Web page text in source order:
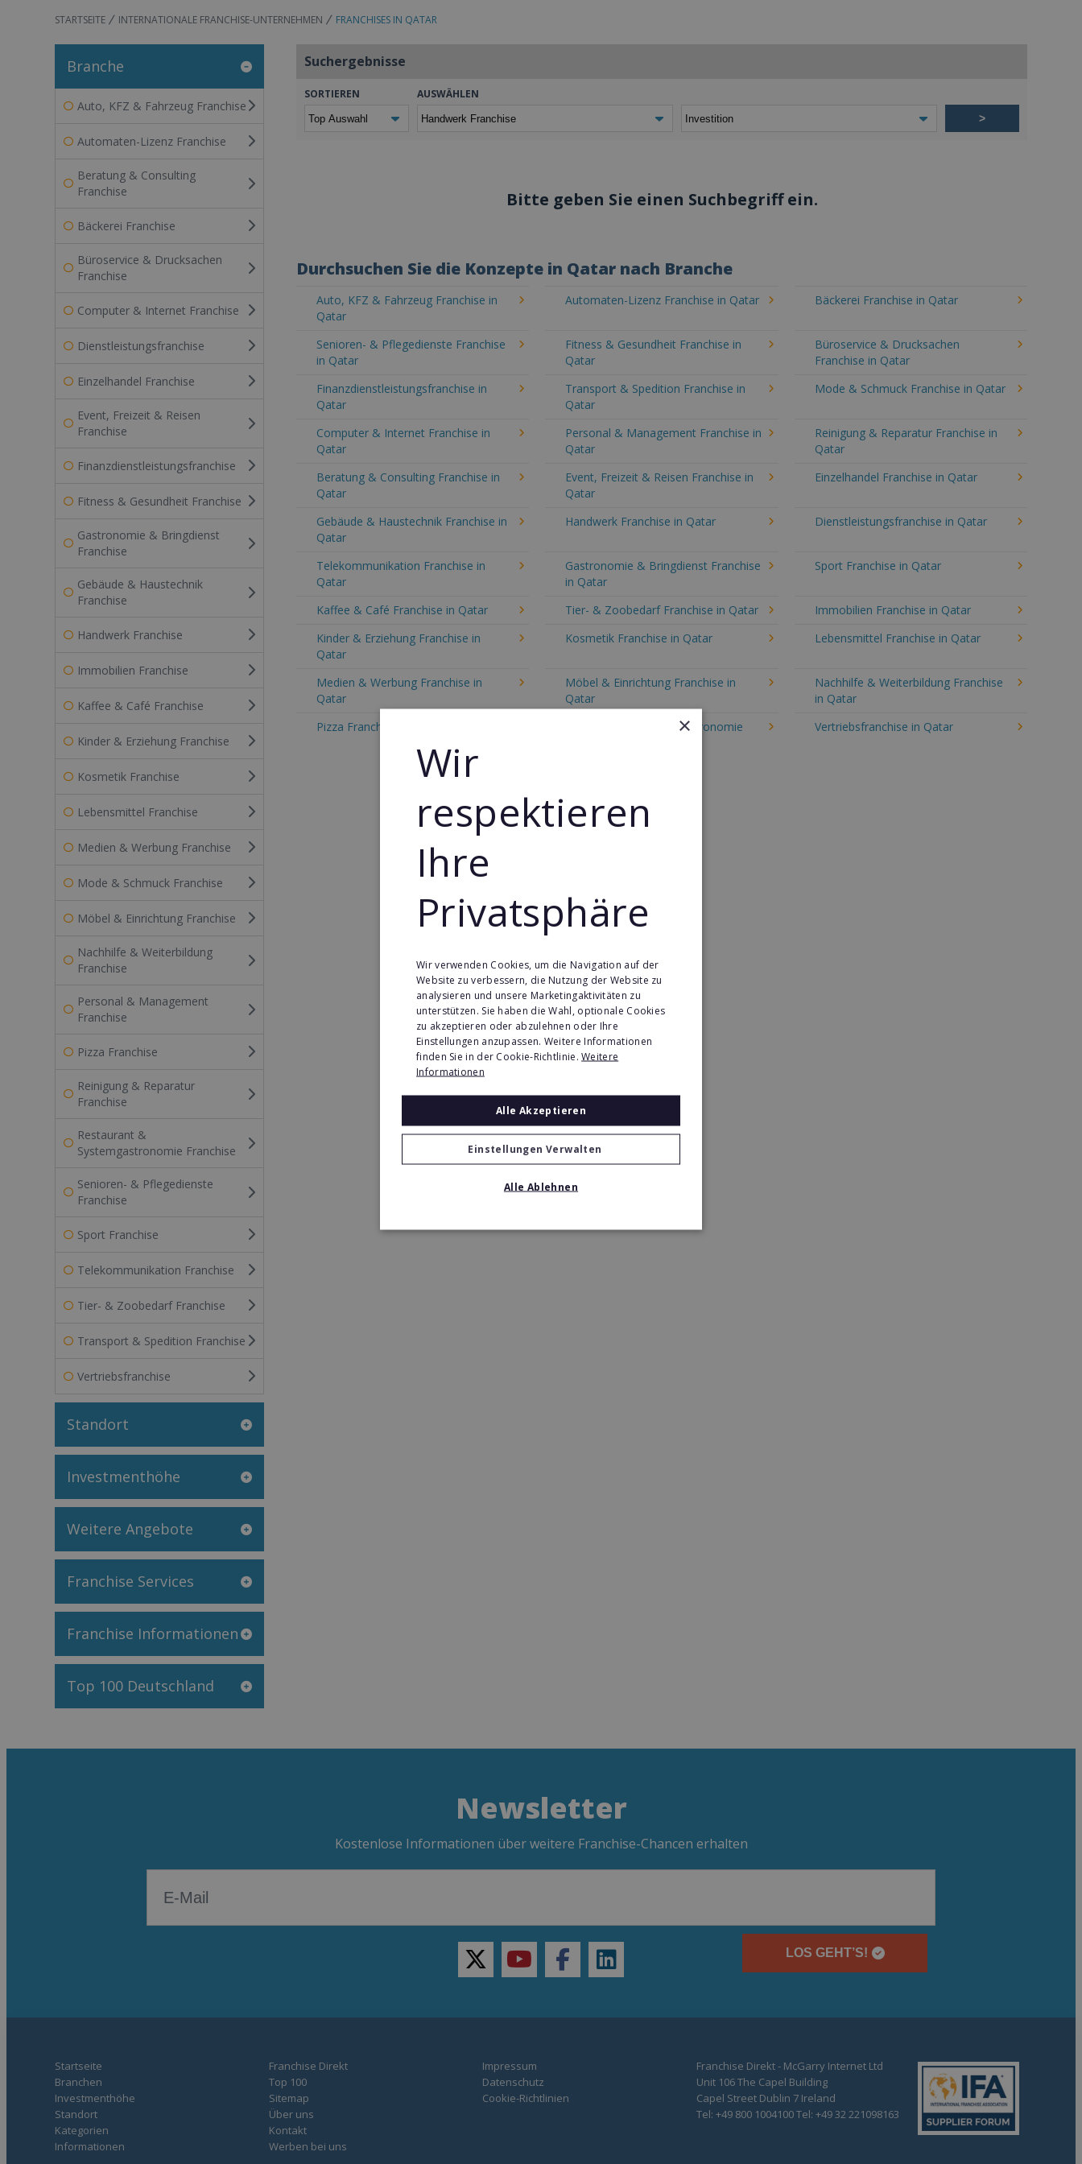
STARTSEITE INTERNATIONALE FRANCHISE-UNTERNEHMEN FRANCHISES IN QATAR
Branche
Auto, KFZ & Fahrzeug Franchise
Automaten-Lizenz Franchise
Beratung & Consulting
Franchise
Bäckerei Franchise
Büroservice & Drucksachen
Franchise
Computer & Internet Franchise
Dienstleistungsfranchise
Einzelhandel Franchise
Event, Freizeit & Reisen
Franchise
Finanzdienstleistungsfranchise
Fitness & Gesundheit Franchise
Gastronomie & Bringdienst
Franchise
Gebäude & Haustechnik
Franchise
Handwerk Franchise
Immobilien Franchise
Kaffee & Café Franchise
Kinder & Erziehung Franchise
Kosmetik Franchise
Lebensmittel Franchise
Medien & Werbung Franchise
Mode & Schmuck Franchise
Möbel & Einrichtung Franchise
Nachhilfe & Weiterbildung
Franchise
Personal & Management
Franchise
Pizza Franchise
Reinigung & Reparatur
Franchise
Restaurant &
Systemgastronomie Franchise
Senioren- & Pflegedienste
Franchise
Sport Franchise
Telekommunikation Franchise
Tier- & Zoobedarf Franchise
Transport & Spedition Franchise
Vertriebsfranchise
Standort
Investmenthöhe
Weitere Angebote
Franchise Services
Franchise Informationen
Top 100 Deutschland
Suchergebnisse
SORTIEREN AUSWÄHLEN
>
Bitte geben Sie einen Suchbegriff ein.
Durchsuchen Sie die Konzepte in Qatar nach Branche
Auto, KFZ & Fahrzeug Franchise in
Qatar
Automaten-Lizenz Franchise in Qatar Bäckerei Franchise in Qatar
Senioren- & Pflegedienste Franchise
in Qatar
Fitness & Gesundheit Franchise in
Qatar
Büroservice & Drucksachen
Franchise in Qatar
Finanzdienstleistungsfranchise in
Qatar
Transport & Spedition Franchise in
Qatar
Mode & Schmuck Franchise in Qatar
Computer & Internet Franchise in
Qatar
Personal & Management Franchise in
Qatar
Reinigung & Reparatur Franchise in
Qatar
Beratung & Consulting Franchise in
Qatar
Event, Freizeit & Reisen Franchise in
Qatar
Einzelhandel Franchise in Qatar
Gebäude & Haustechnik Franchise in
Qatar
Handwerk Franchise in Qatar Dienstleistungsfranchise in Qatar
Telekommunikation Franchise in
Qatar
Gastronomie & Bringdienst Franchise
in Qatar
Sport Franchise in Qatar
Kaffee & Café Franchise in Qatar Tier- & Zoobedarf Franchise in Qatar
Immobilien Franchise in Qatar
Kinder & Erziehung Franchise in
Qatar
Kosmetik Franchise in Qatar Lebensmittel Franchise in Qatar
Medien & Werbung Franchise in
Qatar
Möbel & Einrichtung Franchise in
Qatar
Nachhilfe & Weiterbildung Franchise
in Qatar
Pizza Franchise in Qatar
Restaurant & Systemgastronomie
Vertriebsfranchise in Qatar
Newsletter
Kostenlose Informationen über weitere Franchise-Chancen erhalten
LOS GEHT’S!
twitteryoutubefacebooklinkedin
Startseite
Branchen
Investmenthöhe
Standort
Kategorien
Informationen
Franchise Direkt
Top 100
Sitemap
Über uns
Kontakt
Werben bei uns
Impressum
Datenschutz
Cookie-Richtlinien
Franchise Direkt - McGarry Internet Ltd
Unit 106 The Capel Building
Capel Street Dublin 7 Ireland
Tel: +49 800 1004100 Tel: +49 32 221098163
×
Wir
respektieren
Ihre
Privatsphäre
Wir verwenden Cookies, um die Navigation auf der
Website zu verbessern, die Nutzung der Website zu
analysieren und unsere Marketingaktivitäten zu
unterstützen. Sie haben die Wahl, optionale Cookies
zu akzeptieren oder abzulehnen oder Ihre
Einstellungen anzupassen. Weitere Informationen
finden Sie in der Cookie-Richtlinie.Weitere
Informationen
Alle Akzeptieren
Einstellungen Verwalten
Alle Ablehnen